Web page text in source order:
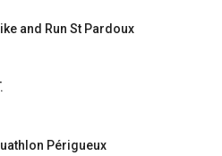
and Run St Pardoux
Périgueux